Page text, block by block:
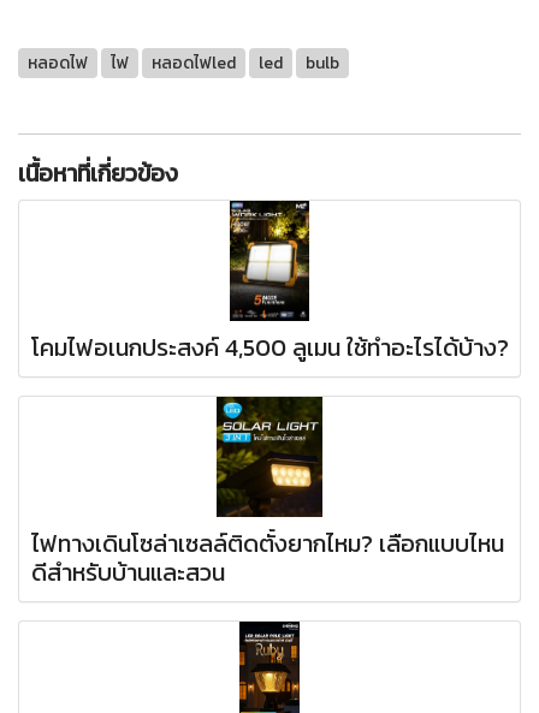
หลอดไฟ ไฟ หลอดไฟled led bulb
เนื้อหาที่เกี่ยวข้อง
โคมไฟอเนกประสงค์ 4,500 ลูเมน ใช้ทำอะไรได้บ้าง?
ไฟทางเดินโซล่าเซลล์ติดตั้งยากไหม? เลือกแบบไหน
ดีสำหรับบ้านและสวน